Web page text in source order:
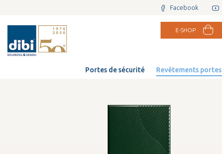
Facebook
E-SHOP
Portes de sécurité Revêtements